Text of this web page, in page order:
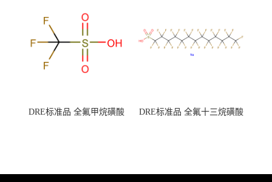
（泰坦现货供应）
DRE标准品 全氟甲烷磺酸
DRE标准品 全氟十三烷磺酸